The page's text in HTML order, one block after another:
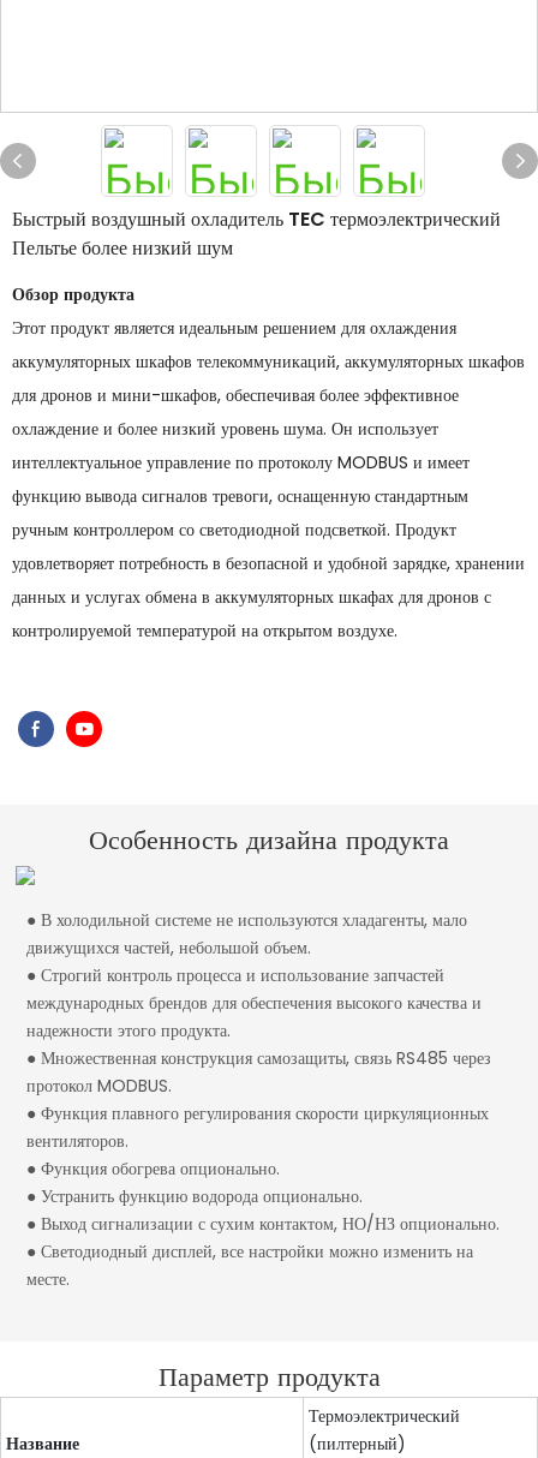
Быстрый воздушный охладитель TEC термоэлектрический
Пельтье более низкий шум
Обзор продукта
Этот продукт является идеальным решением для охлаждения
аккумуляторных шкафов телекоммуникаций, аккумуляторных шкафов
для дронов и мини-шкафов, обеспечивая более эффективное
охлаждение и более низкий уровень шума. Он использует
интеллектуальное управление по протоколу MODBUS и имеет
функцию вывода сигналов тревоги, оснащенную стандартным
ручным контроллером со светодиодной подсветкой. Продукт
удовлетворяет потребность в безопасной и удобной зарядке, хранении
данных и услугах обмена в аккумуляторных шкафах для дронов с
контролируемой температурой на открытом воздухе.
Особенность дизайна продукта
● В холодильной системе не используются хладагенты, мало
движущихся частей, небольшой объем.
● Строгий контроль процесса и использование запчастей
международных брендов для обеспечения высокого качества и
надежности этого продукта.
● Множественная конструкция самозащиты, связь RS485 через
протокол MODBUS.
● Функция плавного регулирования скорости циркуляционных
вентиляторов.
● Функция обогрева опционально.
● Устранить функцию водорода опционально.
● Выход сигнализации с сухим контактом, НО/НЗ опционально.
● Светодиодный дисплей, все настройки можно изменить на
месте.
Параметр продукта
Название
Термоэлектрический
(пилтерный)